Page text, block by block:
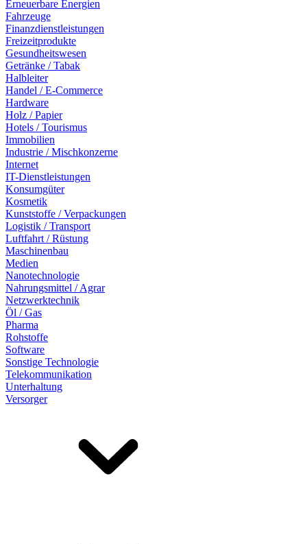
Erneuerbare Energien
Fahrzeuge
Finanzdienstleistungen
Freizeitprodukte
Gesundheitswesen
Getränke / Tabak
Halbleiter
Handel / E-Commerce
Hardware
Holz / Papier
Hotels / Tourismus
Immobilien
Industrie / Mischkonzerne
Internet
IT-Dienstleistungen
Konsumgüter
Kosmetik
Kunststoffe / Verpackungen
Logistik / Transport
Luftfahrt / Rüstung
Maschinenbau
Medien
Nanotechnologie
Nahrungsmittel / Agrar
Netzwerktechnik
Öl / Gas
Pharma
Rohstoffe
Software
Sonstige Technologie
Telekommunikation
Unterhaltung
Versorger